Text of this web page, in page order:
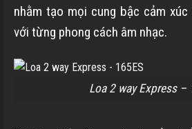
nhằm tạo mọi cung bậc cảm
với từng phong cách âm nhạc.
Loa 2 way Express –